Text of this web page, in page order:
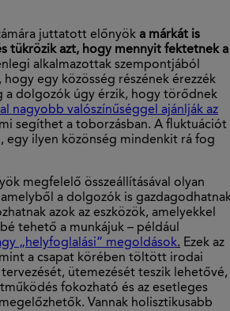
juttatott előnyök a márkát is
tükrözik azt, hogy mennyit fektetnek a
alkalmazottak szempontjából
egy közösség részének érezzék
a dolgozók úgy érzik, hogy törődnek
nagyobb valószínűséggel ajánlják az
segíthet a toborzásban. A fluktuációt
egy ilyen közönség mindenkit rá fog
megfelelő összeállításával olyan
a dolgozók is
azok az eszközök, amelyekkel
tehető a munkájuk – például
„helyfoglalási” megoldások. Ezek az
a csapat körében töltött irodai
ütemezését teszik lehetővé,
fokozható és az esetleges
Vannak holisztikusabb